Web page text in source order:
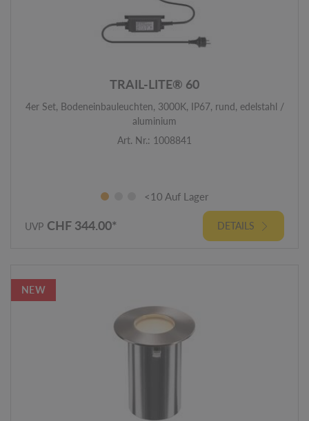
TRAIL-LITE® 60
4er Set, Bodeneinbauleuchten, 3000K, IP67, rund, edelstahl /
aluminium
Art. Nr.: 1008841
<10 Auf Lager
UVP CHF 344.00* DETAILS
NEW